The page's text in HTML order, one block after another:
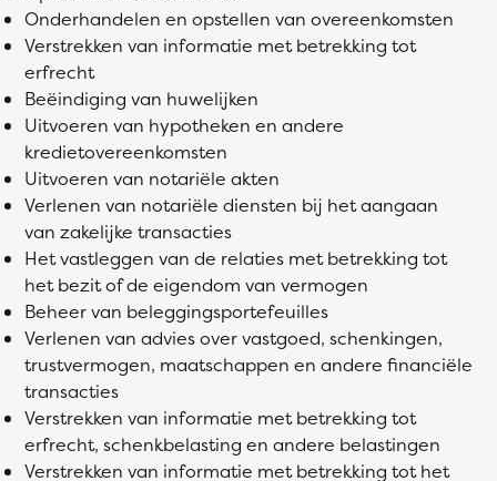
Onderhandelen en opstellen van overeenkomsten
Verstrekken van informatie met betrekking tot
erfrecht
Beëindiging van huwelijken
Uitvoeren van hypotheken en andere
kredietovereenkomsten
Uitvoeren van notariële akten
Verlenen van notariële diensten bij het aangaan
van zakelijke transacties
Het vastleggen van de relaties met betrekking tot
het bezit of de eigendom van vermogen
Beheer van beleggingsportefeuilles
Verlenen van advies over vastgoed, schenkingen,
trustvermogen, maatschappen en andere financiële
transacties
Verstrekken van informatie met betrekking tot
erfrecht, schenkbelasting en andere belastingen
Verstrekken van informatie met betrekking tot het